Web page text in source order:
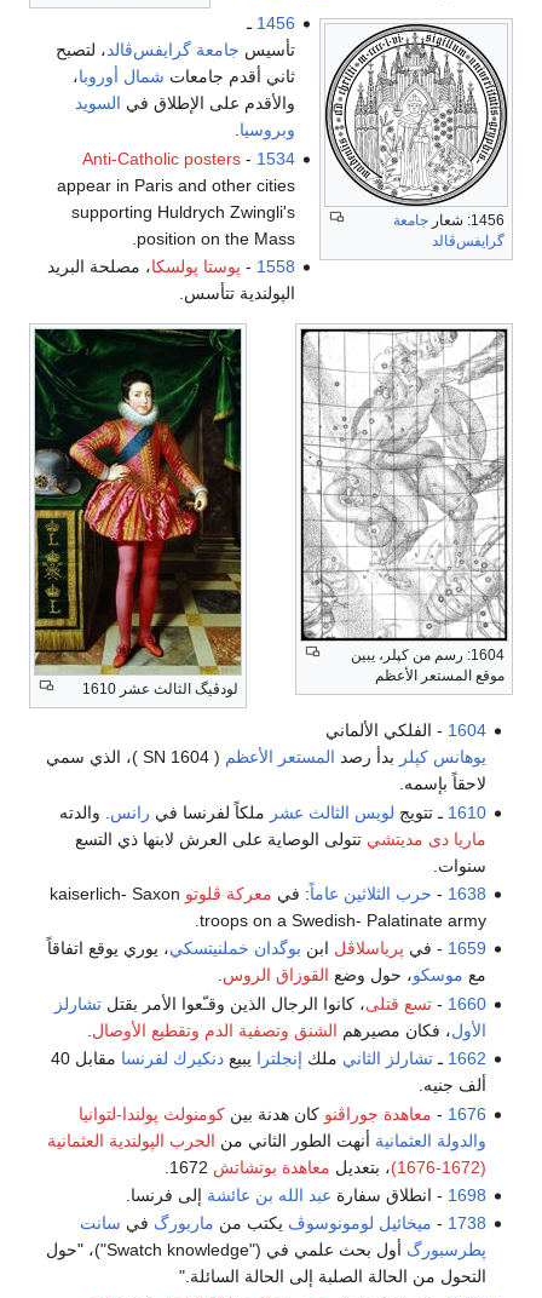
1456: شعار
جامعة
گرايفس‌ڤالد
1456 ـ
تأسيس جامعة گرايفس‌ڤالد، لتصبح
ثاني أقدم جامعات شمال أوروبا،
والأقدم على الإطلاق في السويد
وبروسيا.
1534
-
Anti-Catholic posters
appear in Paris and other cities
supporting Huldrych Zwingli's
position on the Mass.
1558
- پوستا پولسكا، مصلحة البريد
الپولندية تتأسس.
1604: رسم من كپلر، يبين
موقع المستعر الأعظم
لودڤيگ الثالث عشر 1610
1604 - الفلكي الألماني
يوهانس كپلر بدأ رصد المستعر الأعظم
( SN 1604 )، الذي سمي
لاحقاً بإسمه.
1610 ـ تتويج لويس الثالث عشر ملكاً لفرنسا في رانس . والدته
ماريا دى مديتشي تتولى الوصاية على العرش لابنها ذي التسع
سنوات.
1638
- حرب الثلاثين عاماً: في معركة ڤلوتو kaiserlich- Saxon
troops on a Swedish- Palatinate army.
1659 - في پرياسلاڤل ابن بوگدان خملنيتسكي، يوري يوقع اتفاقاً
مع موسكو، حول وضع القوزاق الروس.
1660
-تسع قتلى، كانوا الرجال الذين وقـّعوا الأمر بقتلتشارلز
الأول، فكان مصيرهم الشنق وتصفية الدم وتقطيع الأوصال
1662 ـتشارلز الثاني ملك إنجلترا يبيعدنكيرك لفرنسا
مقابل 40
ألف جنيه.
1676
- معاهدة جوراڤنو كان هدنة بينكومنولث پولندا-لتوانيا
والدولة العثمانية أنهت الطور الثاني من الحرب الپولندية العثمانية
(1672-1676)
، بتعديل معاهدة بوتشاتش
1698 - انطلاق سفارة عبد الله بن عائشة إلى فرنسا.
1738
- ميخائيل لومونوسوڤ يكتب من ماربورگ في سانت
پطرسبورگ
أول بحث علمي في ("Swatch knowledge")، "حول
التحول من الحالة الصلبة إلى الحالة السائلة."